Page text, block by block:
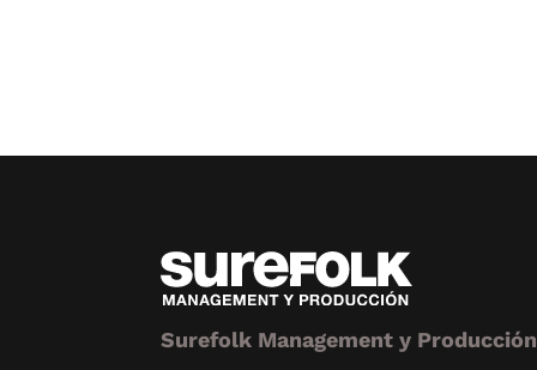
Surefolk Management y Producción